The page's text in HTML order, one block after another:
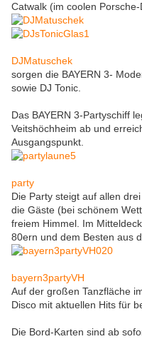
Catwalk (im coolen Porsche-
DJMatuschek
sorgen die BAYERN 3-
sowie DJ Tonic.
Das BAYERN 3-Partyschiff
Veitshöchheim ab und
Ausgangspunkt.
party
Die Party steigt auf allen
die Gäste (bei schönem
freiem Himmel. Im
80ern und dem Besten aus
bayern3partyVH
Auf der großen Tanzfläche
Disco mit aktuellen Hits für
Die Bord-Karten sind ab